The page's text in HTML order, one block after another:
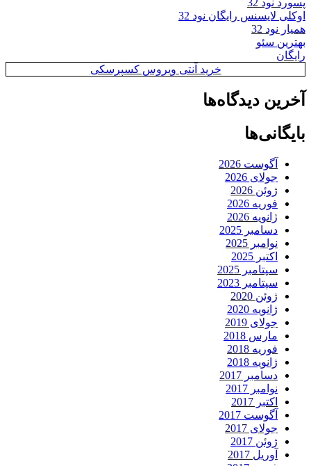
پسورد نود 32
اوکلی لایسنس رایگان نود 32
همیار نود 32
بهترین سئو
رایگان
خرید آنتی ویروس کسپرسکی
آخرین دیدگاه‌ها
بایگانی‌ها
آگوست 2026
جولای 2026
ژوئن 2026
فوریه 2026
ژانویه 2026
دسامبر 2025
نوامبر 2025
اکتبر 2025
سپتامبر 2025
سپتامبر 2023
ژوئن 2020
ژانویه 2020
جولای 2019
مارس 2018
فوریه 2018
ژانویه 2018
دسامبر 2017
نوامبر 2017
اکتبر 2017
آگوست 2017
جولای 2017
ژوئن 2017
آوریل 2017